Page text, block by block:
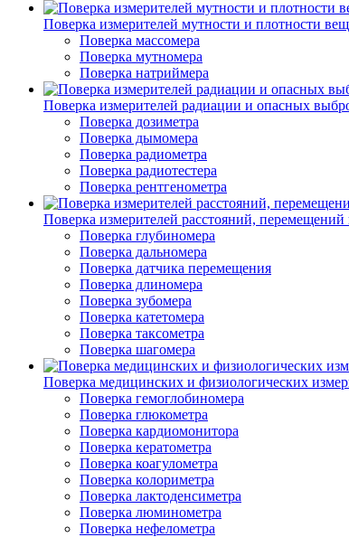
Поверка измерителей мутности и плотности
Поверка массомера
Поверка мутномера
Поверка натриймера
Поверка измерителей радиации и опасных
Поверка дозиметра
Поверка дымомера
Поверка радиометра
Поверка радиотестера
Поверка рентгенометра
Поверка измерителей расстояний, перемещений
Поверка глубиномера
Поверка дальномера
Поверка датчика перемещения
Поверка длиномера
Поверка зубомера
Поверка катетомера
Поверка таксометра
Поверка шагомера
Поверка медицинских и физиологических
Поверка гемоглобиномера
Поверка глюкометра
Поверка кардиомонитора
Поверка кератометра
Поверка коагулометра
Поверка колориметра
Поверка лактоденсиметра
Поверка люминометра
Поверка нефелометра